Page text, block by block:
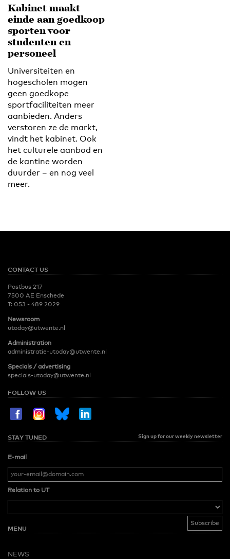
Kabinet maakt
einde aan goedkoop
sporten voor
studenten en
personeel
Universiteiten en
hogescholen mogen
geen goedkope
sportfaciliteiten meer
aanbieden. Anders
verstoren ze de markt,
vindt het kabinet. Ook
het culturele aanbod en
de kantine worden
duurder – en nog veel
meer.
CONTACT US
Postbus 217
7500 AE Enschede
T: 053 - 489 2029
Newsroom
utoday@utwente.nl
Administration
administratie-utoday@utwente.nl
Specials / advertising
specials-utoday@utwente.nl
FOLLOW US
STAY TUNED Sign up for our weekly newsletter
E-mail
Relation to UT
MENU
NEWS